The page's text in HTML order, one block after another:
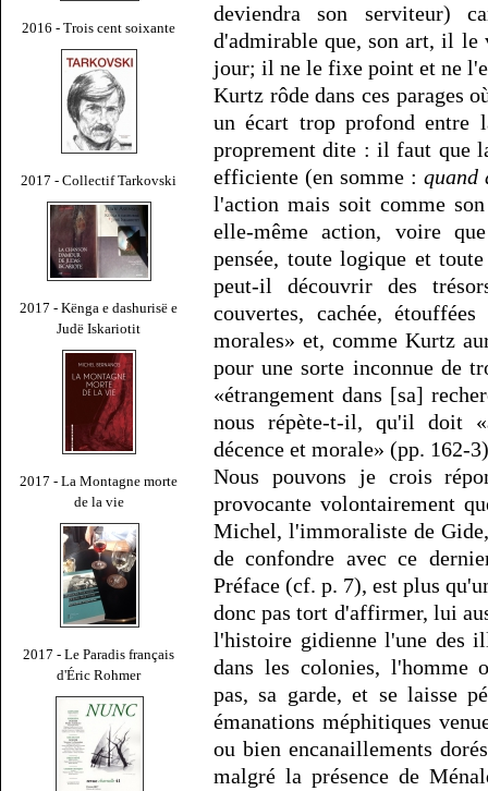
2016 - Trois cent soixante
2017 - Collectif Tarkovski
2017 - Kënga e dashurisë e
Judë Iskariotit
2017 - La Montagne morte
de la vie
2017 - Le Paradis français
d'Éric Rohmer
deviendra son serviteur)
d'admirable que, son art, il
jour; il ne le fixe point et ne
Kurtz rôde dans ces parages
un écart trop profond entre
proprement dite : il faut que
efficiente (en somme : quand
l'action mais soit comme
elle-même action, voire
pensée, toute logique et
peut-il découvrir des
couvertes, cachée,
morales» et, comme Kurtz
pour une sorte inconnue de
«étrangement dans [sa]
nous répète-t-il, qu'il doit
décence et morale» (pp. 162-
Nous pouvons je crois
provocante volontairement
Michel, l'immoraliste de
de confondre avec ce
Préface (cf. p. 7), est plus
donc pas tort d'affirmer, lui
l'histoire gidienne l'une des
dans les colonies, l'homme
pas, sa garde, et se laisse
émanations méphitiques
ou bien encanaillements
malgré la présence de